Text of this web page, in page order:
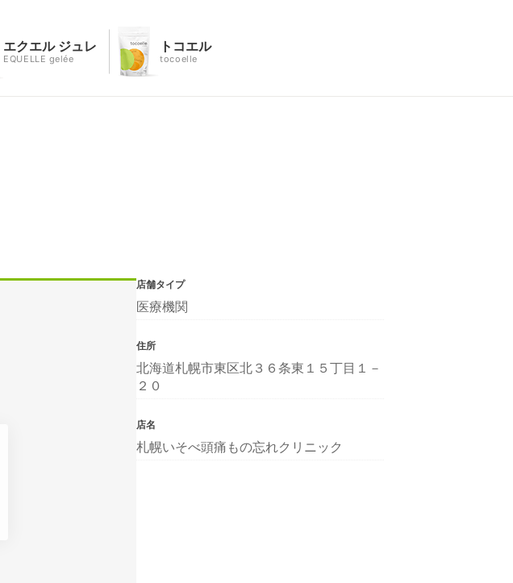
エクエル ジュレ
EQUELLE gelée
トコエル
tocoelle
店舗タイプ
医療機関
住所
北海道札幌市東区北３６条東１５丁目１－
２０
店名
札幌いそべ頭痛もの忘れクリニック